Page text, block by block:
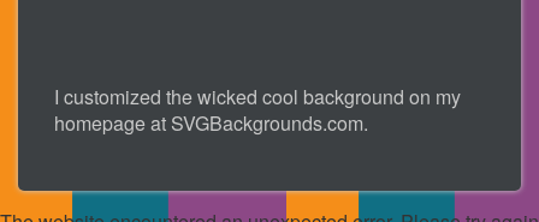
I customized the wicked cool background on my
homepage at SVGBackgrounds.com.